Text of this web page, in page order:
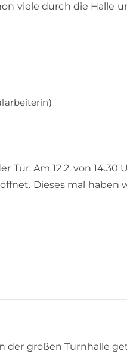
viele durch die Halle
Am 12.2. von
Dieses mal haben
großen Turnhalle